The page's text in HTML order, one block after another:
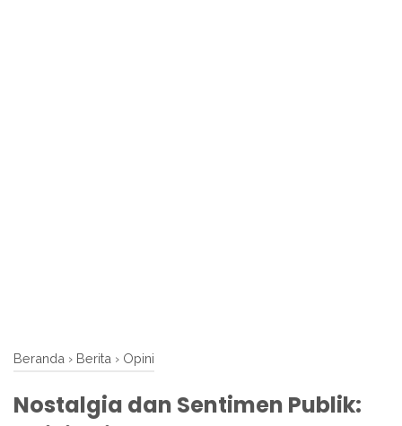
Beranda › Berita › Opini
Nostalgia dan Sentimen Publik: